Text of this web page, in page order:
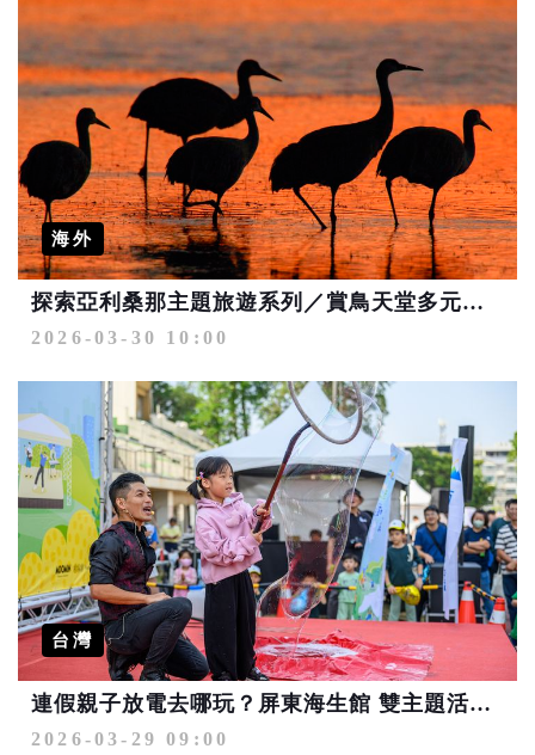
海外
探索亞利桑那主題旅遊系列／賞鳥天堂多元魅力 引領慢活慢遊生態旅遊新風潮
2026-03-30 10:00
台灣
連假親子放電去哪玩？屏東海生館 雙主題活動驚喜登場
2026-03-29 09:00